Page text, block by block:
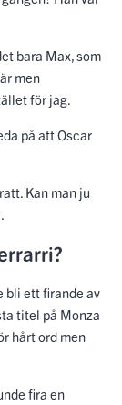
bara Max, som
men
för jag.
på att Oscar
Kan man ju
bli ett firande av
titel på Monza
hårt ord men
fira en